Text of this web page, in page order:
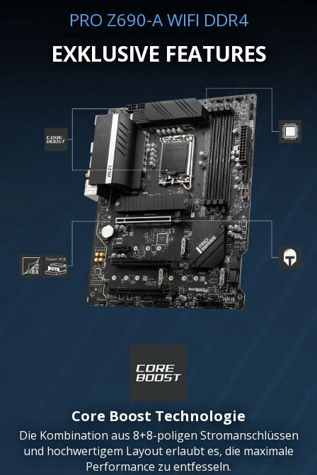
PRO Z690-A WIFI DDR4
EXKLUSIVE FEATURES
Core Boost Technologie
Die Kombination aus 8+8-poligen Stromanschlüssen
und hochwertigem Layout erlaubt es, die maximale
Performance zu entfesseln.